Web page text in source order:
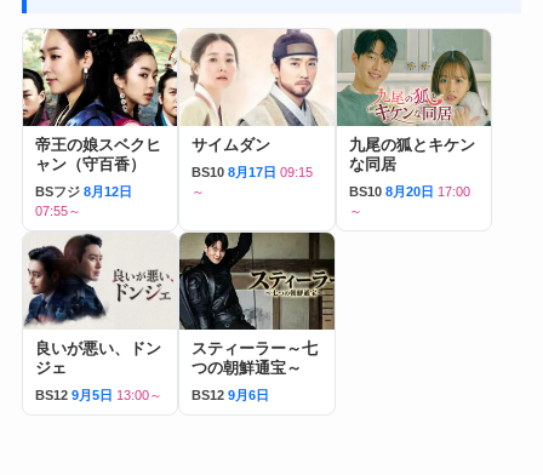
帝王の娘スベクヒ
ャン（守百香）
BSフジ 8月12日
07:55～
サイムダン
BS10 8月17日 09:15
～
九尾の狐とキケン
な同居
BS10 8月20日 17:00
～
良いが悪い、ドン
ジェ
BS12 9月5日 13:00～
スティーラー～七
つの朝鮮通宝～
BS12 9月6日